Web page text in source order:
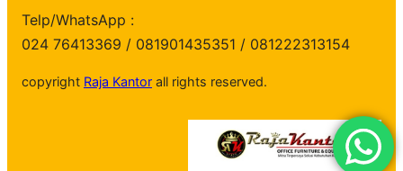
Telp/WhatsApp :
024 76413369 / 081901435351 / 081222313154
copyright Raja Kantor all rights reserved.